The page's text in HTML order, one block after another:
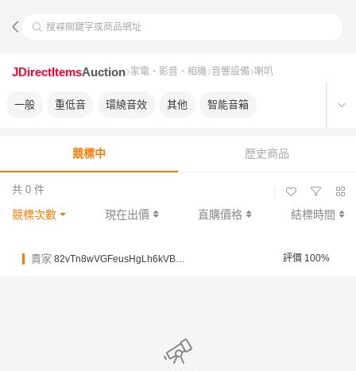
搜尋關鍵字或商品網址
JDirectItemsAuction 家電、影音、相機 音響設備 喇叭
一般 重低音 環繞音效 其他 智能音箱
競標中 歷史商品
共 0 件
競標次數 現在出價 直購價格 結標時間
賣家 82vTn8wVGFeusHgLh6kVBWwpSrA7u 評價 100%